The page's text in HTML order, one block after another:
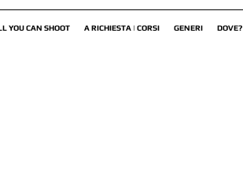
YOU CAN SHOOT A RICHIESTA | CORSI GENERI DOVE?